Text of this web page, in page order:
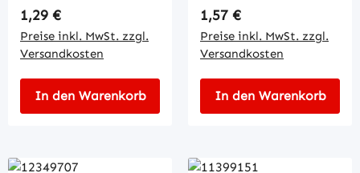
Regulärer Preis:
1,29 €
Preise inkl. MwSt. zzgl.
Versandkosten
In den Warenkorb
Regulärer Preis:
1,57 €
Preise inkl. MwSt. zzgl.
Versandkosten
In den Warenkorb